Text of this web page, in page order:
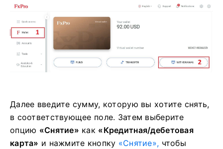
Далее введите сумму, которую вы хотите снять,
в соответствующее поле. Затем выберите
опцию «Снятие» как «Кредитная/дебетовая
карта» и нажмите кнопку «Снятие», чтобы